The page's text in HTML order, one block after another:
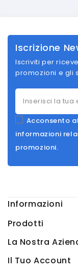
Iscrizione
Iscriviti per
promozioni e gli
Acconsento
informazioni
promozioni.
Informazioni
Prodotti
La Nostra
Il Tuo Account